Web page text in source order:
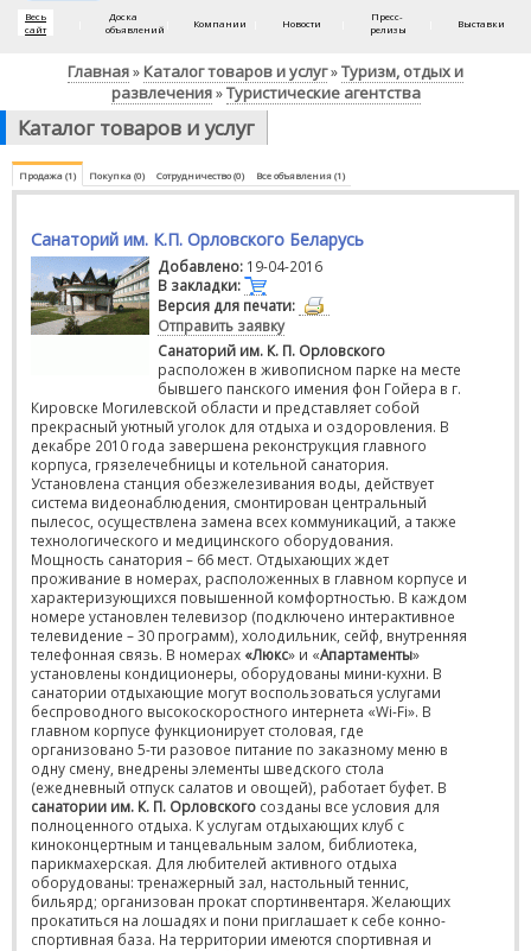
Весь
сайт
Доска
объявлений
Компании Новости
Пресс-
релизы
Выставки
Главная» Каталог товаров и услуг»Туризм, отдых и
развлечения»Туристические агентства
Каталог товаров и услуг
Продажа (1) Покупка (0) Сотрудничество (0) Все объявления (1)
Санаторий им. К.П. Орловского Беларусь
Добавлено: 19-04-2016
В закладки:
Версия для печати:
Отправить заявку
Санаторий им. К. П. Орловского
расположен в живописном парке на месте
бывшего панского имения фон Гойера в г.
Кировске Могилевской области и представляет собой
прекрасный уютный уголок для отдыха и оздоровления. В
декабре 2010 года завершена реконструкция главного
корпуса, грязелечебницы и котельной санатория.
Установлена станция обезжелезивания воды, действует
система видеонаблюдения, смонтирован центральный
пылесос, осуществлена замена всех коммуникаций, а также
технологического и медицинского оборудования.
Мощность санатория – 66 мест. Отдыхающих ждет
проживание в номерах, расположенных в главном корпусе и
характеризующихся повышенной комфортностью. В каждом
номере установлен телевизор (подключено интерактивное
телевидение – 30 программ), холодильник, сейф, внутренняя
телефонная связь. В номерах «Люкс» и «Апартаменты»
установлены кондиционеры, оборудованы мини-кухни. В
санатории отдыхающие могут воспользоваться услугами
беспроводного высокоскоростного интернета «Wi-Fi». В
главном корпусе функционирует столовая, где
организовано 5-ти разовое питание по заказному меню в
одну смену, внедрены элементы шведского стола
(ежедневный отпуск салатов и овощей), работает буфет. В
санатории им. К. П. Орловского созданы все условия для
полноценного отдыха. К услугам отдыхающих клуб с
киноконцертным и танцевальным залом, библиотека,
парикмахерская. Для любителей активного отдыха
оборудованы: тренажерный зал, настольный теннис,
бильярд; организован прокат спортинвентаря. Желающих
прокатиться на лошадях и пони приглашает к себе конно-
спортивная база. На территории имеются спортивная и